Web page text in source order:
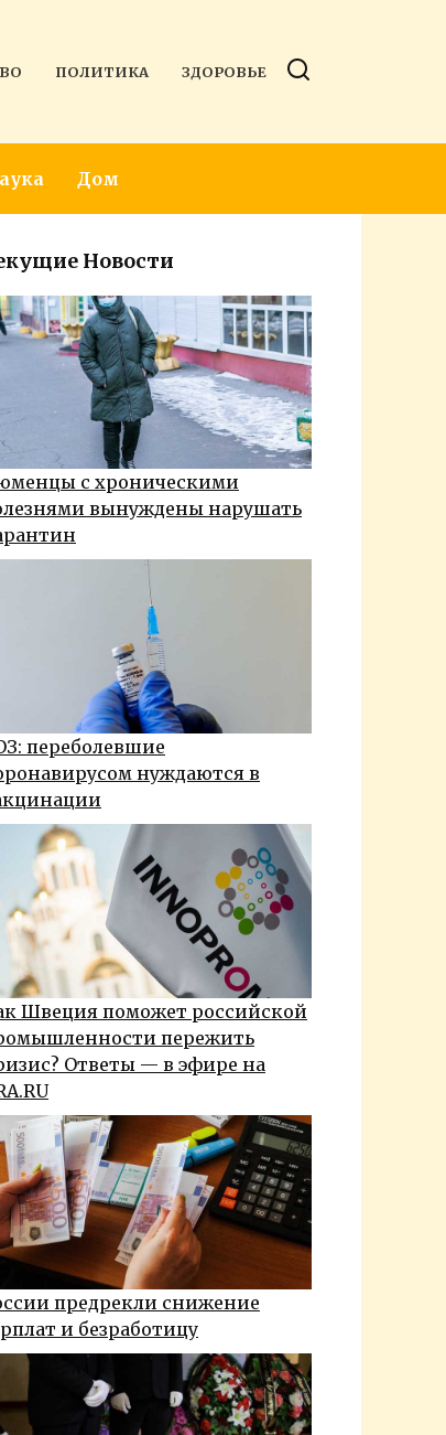
ПОЛИТИКА ЗДОРОВЬЕ
Дом
Новости
с хроническими
вынуждены нарушать
переболевшие
нуждаются в
Швеция поможет российской
пережить
Ответы — в эфире на
предрекли снижение
и безработицу